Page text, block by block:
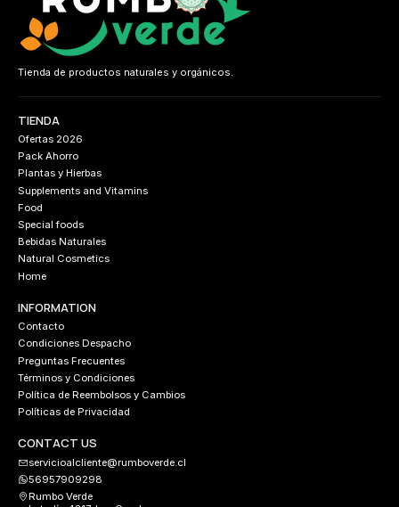
Tienda de productos naturales y orgánicos.
TIENDA
Ofertas 2026
Pack Ahorro
Plantas y Hierbas
Supplements and Vitamins
Food
Special foods
Bebidas Naturales
Natural Cosmetics
Home
INFORMATION
Contacto
Condiciones Despacho
Preguntas Frecuentes
Términos y Condiciones
Política de Reembolsos y Cambios
Políticas de Privacidad
CONTACT US
servicioalcliente@rumboverde.cl
56957909298
Rumbo Verde